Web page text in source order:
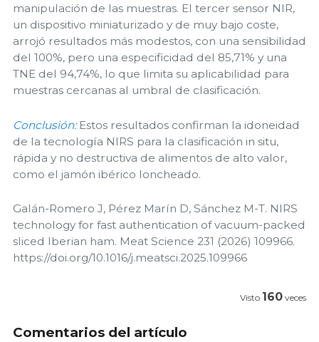
manipulación de las muestras. El tercer sensor NIR,
un dispositivo miniaturizado y de muy bajo coste,
arrojó resultados más modestos, con una sensibilidad
del 100%, pero una especificidad del 85,71% y una
TNE del 94,74%, lo que limita su aplicabilidad para
muestras cercanas al umbral de clasificación.
Conclusión:Estos resultados confirman la idoneidad
de la tecnología NIRS para la clasificación in situ,
rápida y no destructiva de alimentos de alto valor,
como el jamón ibérico loncheado.
Galán-Romero J, Pérez Marín D, Sánchez M-T. NIRS
technology for fast authentication of vacuum-packed
sliced Iberian ham. Meat Science 231 (2026) 109966.
https://doi.org/10.1016/j.meatsci.2025.109966
Visto 160 veces
Comentarios del artículo